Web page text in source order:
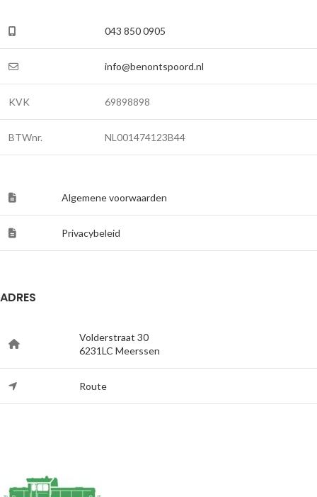
043 850 0905
info@benontspoord.nl
KVK 69898898
BTWnr. NL001474123B44
Algemene voorwaarden
Privacybeleid
ADRES
Volderstraat 30
6231LC Meerssen
Route